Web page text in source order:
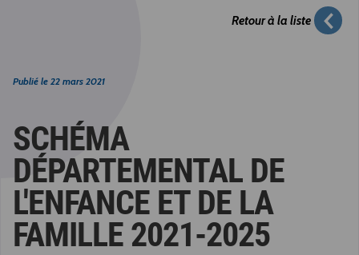
Retour à la liste
Publié le 22 mars 2021
SCHÉMA
DÉPARTEMENTAL DE
L'ENFANCE ET DE LA
FAMILLE 2021-2025